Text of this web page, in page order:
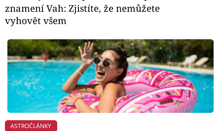
znamení Vah: Zjistíte, že nemůžete
vyhovět všem
ASTROČLÁNKY